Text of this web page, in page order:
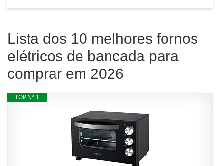
Lista dos 10 melhores fornos
elétricos de bancada para
comprar em 2026
TOP Nº 1